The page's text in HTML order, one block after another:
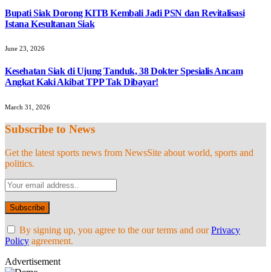
Bupati Siak Dorong KITB Kembali Jadi PSN dan Revitalisasi
Istana Kesultanan Siak
June 23, 2026
Kesehatan Siak di Ujung Tanduk, 38 Dokter Spesialis Ancam
Angkat Kaki Akibat TPP Tak Dibayar!
March 31, 2026
Subscribe to News
Get the latest sports news from NewsSite about world, sports and
politics.
By signing up, you agree to the our terms and ourPrivacy
Policy agreement.
Advertisement